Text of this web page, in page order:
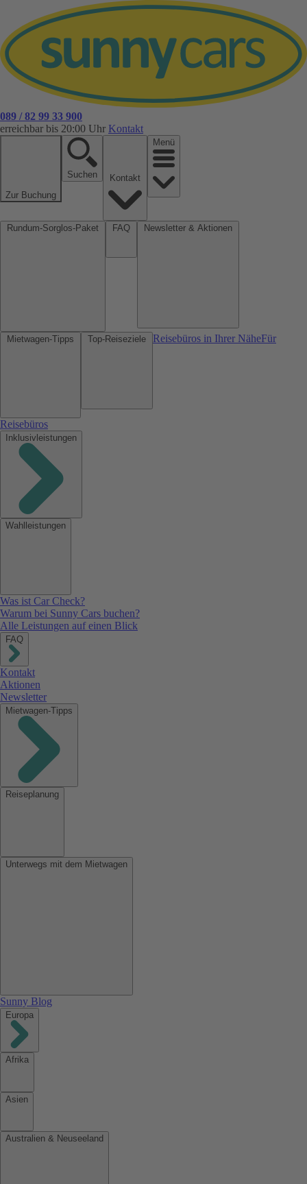
089 / 82 99 33 900
erreichbar bis 20:00 Uhr Kontakt
Zur Buchung
Suchen
Menü
Reisebüros in Ihrer NäheFür
Reisebüros
Inklusivleistungen
Wahlleistungen
Was ist Car Check?
Warum bei Sunny Cars buchen?
Alle Leistungen auf einen Blick
FAQ
Kontakt
Aktionen
Newsletter
Mietwagen-Tipps
Reiseplanung
Unterwegs mit dem Mietwagen
Sunny Blog
Europa
Afrika
Asien
Australien & Neuseeland